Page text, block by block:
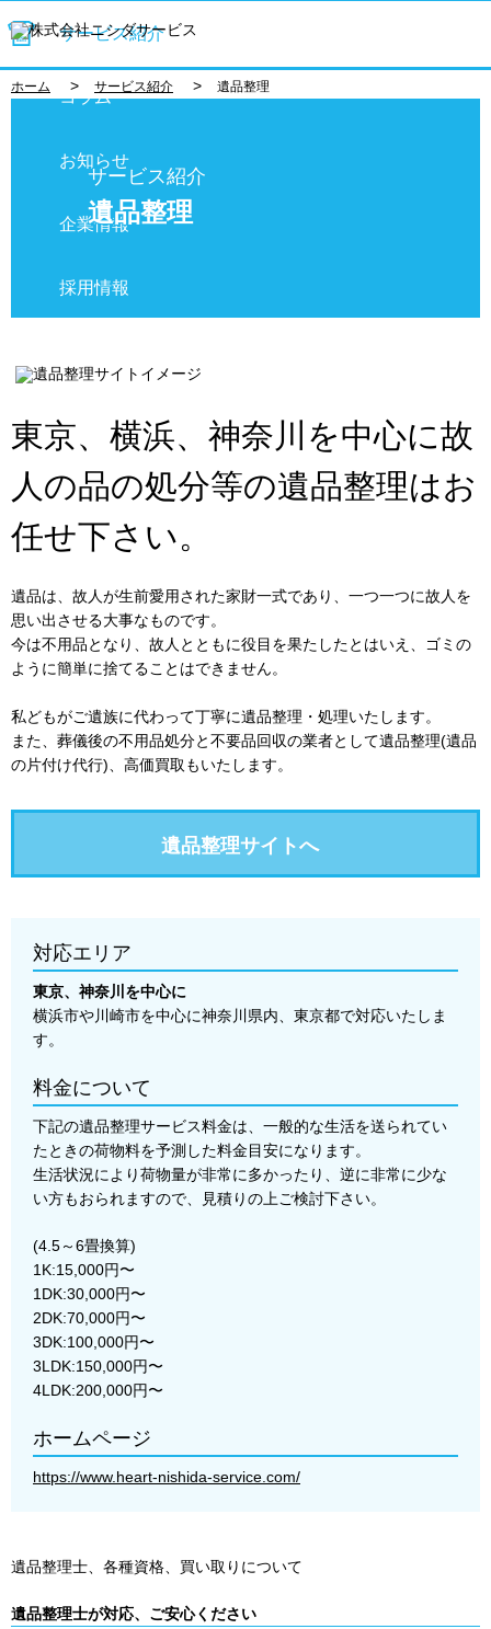
サービス紹介
コラム
お知らせ
企業情報
採用情報
ホーム > サービス紹介 > 遺品整理
サービス紹介
遺品整理
東京、横浜、神奈川を中心に故
人の品の処分等の遺品整理はお
任せ下さい。
遺品は、故人が生前愛用された家財一式であり、一つ一つに故人を
思い出させる大事なものです。
今は不用品となり、故人とともに役目を果たしたとはいえ、ゴミの
ように簡単に捨てることはできません。
私どもがご遺族に代わって丁寧に遺品整理・処理いたします。
また、葬儀後の不用品処分と不要品回収の業者として遺品整理(遺品
の片付け代行)、高価買取もいたします。
遺品整理サイトへ
対応エリア
東京、神奈川を中心に
横浜市や川崎市を中心に神奈川県内、東京都で対応いたしま
す。
料金について
下記の遺品整理サービス料金は、一般的な生活を送られてい
たときの荷物料を予測した料金目安になります。
生活状況により荷物量が非常に多かったり、逆に非常に少な
い方もおられますので、見積りの上ご検討下さい。
(4.5～6畳換算)
1K:15,000円〜
1DK:30,000円〜
2DK:70,000円〜
3DK:100,000円〜
3LDK:150,000円〜
4LDK:200,000円〜
ホームページ
https://www.heart-nishida-service.com/
遺品整理士、各種資格、買い取りについて
遺品整理士が対応、ご安心ください